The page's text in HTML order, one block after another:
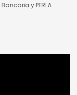
Bancaria yPERLA